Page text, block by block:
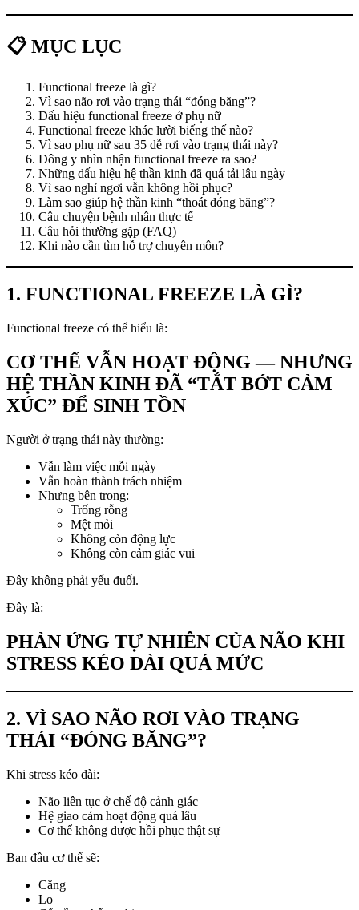
📋 MỤC LỤC
Functional freeze là gì?
Vì sao não rơi vào trạng thái “đóng băng”?
Dấu hiệu functional freeze ở phụ nữ
Functional freeze khác lười biếng thế nào?
Vì sao phụ nữ sau 35 dễ rơi vào trạng thái này?
Đông y nhìn nhận functional freeze ra sao?
Những dấu hiệu hệ thần kinh đã quá tải lâu ngày
Vì sao nghỉ ngơi vẫn không hồi phục?
Làm sao giúp hệ thần kinh “thoát đóng băng”?
Câu chuyện bệnh nhân thực tế
Câu hỏi thường gặp (FAQ)
Khi nào cần tìm hỗ trợ chuyên môn?
1. FUNCTIONAL FREEZE LÀ GÌ?
Functional freeze có thể hiểu là:
CƠ THỂ VẪN HOẠT ĐỘNG — NHƯNG
HỆ THẦN KINH ĐÃ “TẮT BỚT CẢM
XÚC” ĐỂ SINH TỒN
Người ở trạng thái này thường:
Vẫn làm việc mỗi ngày
Vẫn hoàn thành trách nhiệm
Nhưng bên trong:
Trống rỗng
Mệt mỏi
Không còn động lực
Không còn cảm giác vui
Đây không phải yếu đuối.
Đây là:
PHẢN ỨNG TỰ NHIÊN CỦA NÃO KHI
STRESS KÉO DÀI QUÁ MỨC
2. VÌ SAO NÃO RƠI VÀO TRẠNG
THÁI “ĐÓNG BĂNG”?
Khi stress kéo dài:
Não liên tục ở chế độ cảnh giác
Hệ giao cảm hoạt động quá lâu
Cơ thể không được hồi phục thật sự
Ban đầu cơ thể sẽ:
Căng
Lo